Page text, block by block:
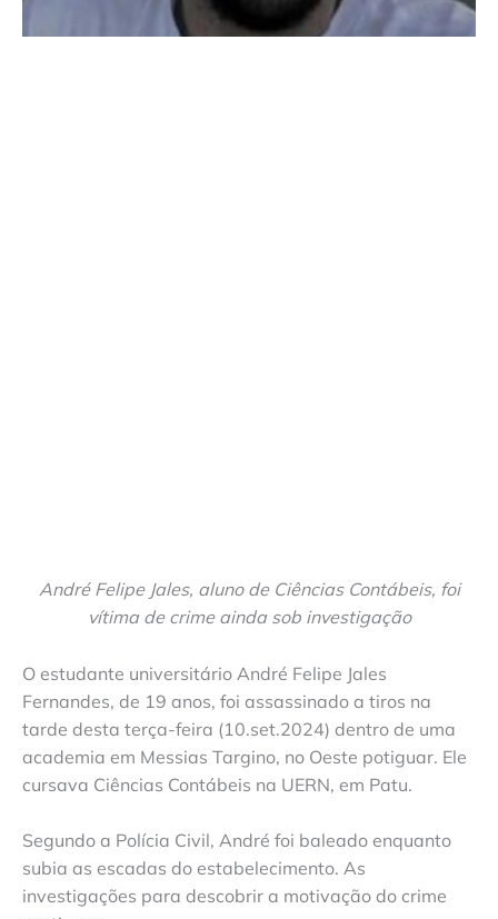
André Felipe Jales, aluno de Ciências Contábeis, foi
vítima de crime ainda sob investigação
O estudante universitário André Felipe Jales
Fernandes, de 19 anos, foi assassinado a tiros na
tarde desta terça-feira (10.set.2024) dentro de uma
academia em Messias Targino, no Oeste potiguar. Ele
cursava Ciências Contábeis na UERN, em Patu.
Segundo a Polícia Civil, André foi baleado enquanto
subia as escadas do estabelecimento. As
investigações para descobrir a motivação do crime